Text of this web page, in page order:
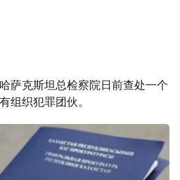
萨克斯坦总检察院日前查处一个
组织犯罪团伙。